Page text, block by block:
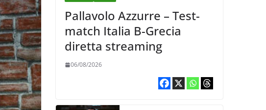
Pallavolo Azzurre – Test-
match Italia B-Grecia
diretta streaming
06/08/2026